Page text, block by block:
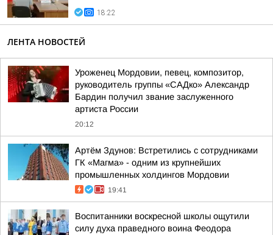
18:22
ЛЕНТА НОВОСТЕЙ
Уроженец Мордовии, певец, композитор,
руководитель группы «САДко» Александр
Бардин получил звание заслуженного
артиста России
20:12
Артём Здунов: Встретились с сотрудниками
ГК «Магма» - одним из крупнейших
промышленных холдингов Мордовии
19:41
Воспитанники воскресной школы ощутили
силу духа праведного воина Феодора